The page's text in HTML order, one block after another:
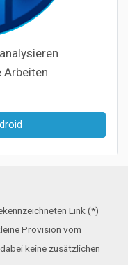
Arbeiten
Link (*)
Provision vom
keine zusätzlichen